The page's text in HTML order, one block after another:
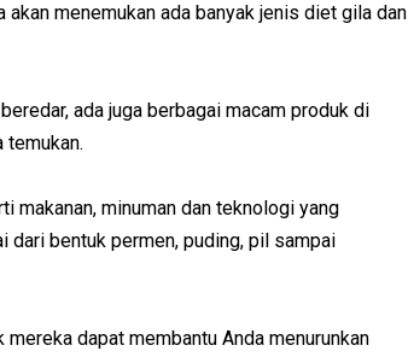
menemukan ada banyak jenis diet gila dan
ada juga berbagai macam produk di
makanan, minuman dan teknologi yang
dari bentuk permen, puding, pil sampai
dapat membantu Anda menurunkan